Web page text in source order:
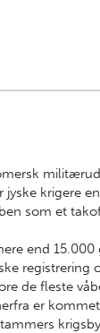
krigere
som et
end
registrering
de fleste
er